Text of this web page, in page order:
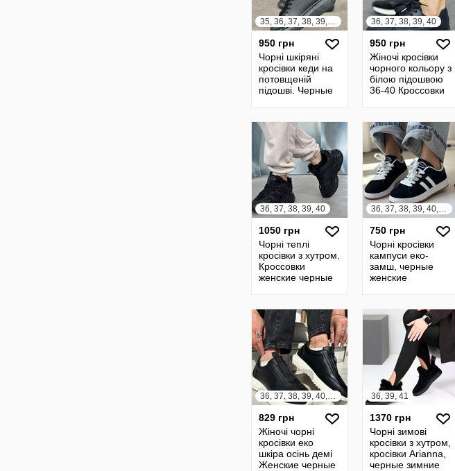
35, 36, 37, 38, 39, 40
950 грн
Чорні шкіряні
кросівки кеди на
потовщеній
підошві. Черные
36, 37, 38, 39, 40
950 грн
Жіночі кросівки
чорного кольору з
білою підошвою
36-40 Кроссовки
36, 37, 38, 39, 40
1050 грн
Чорні теплі
кросівки з хутром.
Кроссовки
женские черные
36, 37, 38, 39, 40, 41
750 грн
Чорні кросівки
кампуси еко-
замш, черные
женские
36-41р код 9742
36, 37, 38, 39, 40, 41
829 грн
Жіночі чорні
кросівки еко
шкіра осінь демі
Женские черные
36, 39, 41
1370 грн
Чорні зимові
кросівки з хутром,
кросівки Arianna,
черные зимние